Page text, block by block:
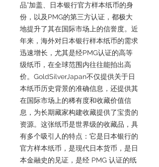
品”加盖、日本银行官方样本纸币的身
份，以及PMG的第三方认证，都极大
地提升了其在国际市场上的信誉度。近
年来，海外对日本银行样本纸币的需求
迅速增长，尤其是经PMG认证的高等
级纸币，在全球范围内往往能拍出高
价。GoldSilverJapan不仅提供关于日
本纸币历史背景的准确信息，还提供其
在国际市场上的稀有度和收藏价值信
息，为长期藏家构建收藏提供了宝贵的
资源。这张纸币是世界级的收藏品，具
有多个吸引人的特点：它是日本银行的
官方样本纸币，是现代日本货币，是日
本金融史的见证，是经 PMG 认证的纸